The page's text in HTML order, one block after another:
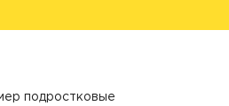
подростковые